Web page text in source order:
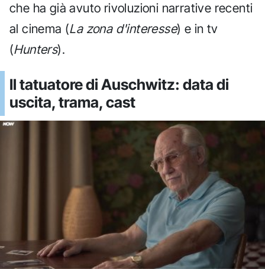
che ha già avuto rivoluzioni narrative recenti
al cinema (La zona d'interesse) e in tv
(Hunters).
Il tatuatore di Auschwitz: data di
uscita, trama, cast